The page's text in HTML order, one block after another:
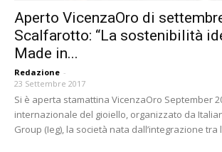
Aperto VicenzaOro di
Scalfarotto: “La sostenibilità
Made in...
Redazione -
23 Settembre 2017
Si è aperta stamattina VicenzaOro September
internazionale del gioiello, organizzato da
Group (Ieg), la società nata dall’integrazione tra